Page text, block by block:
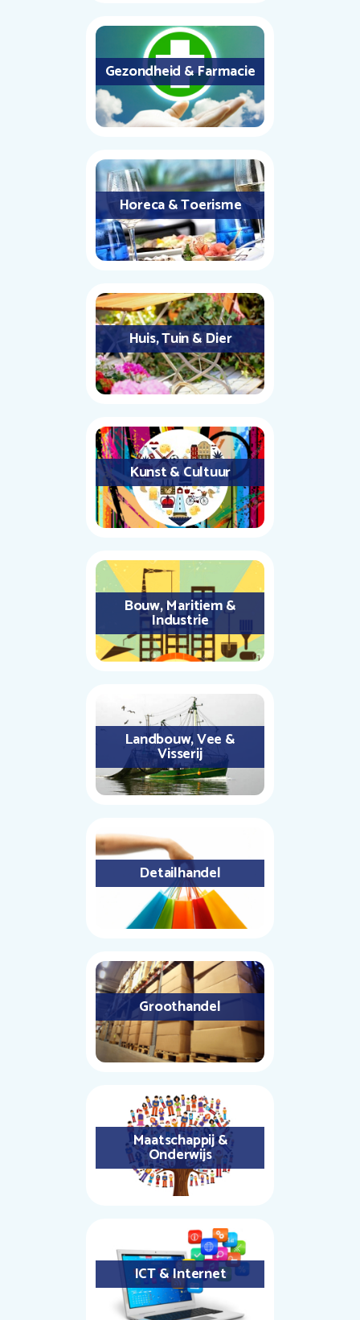
Gezondheid & Farmacie
Horeca & Toerisme
Huis, Tuin & Dier
Kunst & Cultuur
Bouw, Maritiem &
Industrie
Landbouw, Vee &
Visserij
Detailhandel
Groothandel
Maatschappij &
Onderwijs
ICT & Internet